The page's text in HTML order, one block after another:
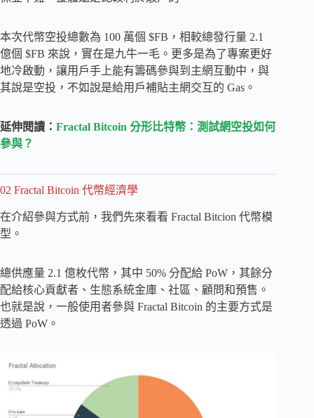
本次代幣空投總數為 100 萬個 $FB，相較總發行量 2.1
億個 $FB 來說，實在是九牛一毛。更多是為了專案更好
地冷啟動，讓用戶手上能有籌碼參與到主網互動中，與
其說是空投，不如說是給用戶補貼主網交互的 Gas。
延伸閱讀： Fractal Bitcoin 分形比特幣：測試網空投如何
參與？
02 Fractal Bitcoin 代幣經濟學
在介紹參與方式前，我們先來看看 Fractal Bitcion 代幣模
型。
總供應量 2.1 億枚代幣，其中 50% 分配給 PoW，其餘分
配給核心貢獻者、生態系統金庫、社區、顧問和預售。
也就是說，一般使用者參與 Fractal Bitcoin 的主要方式是
透過 PoW。